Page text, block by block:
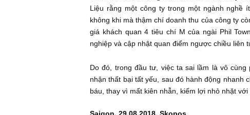
rất nhiều cá nhân bỏ hết vốn liếng của
Cuối cùng, nếu ta tìm được một
hãy nhanh nhẹn đầu tư và theo đuổi
Đây chính là điểm khác biệt mà những
thường: họ chỉ cần đúng 4,5 lần trong
họ. Họ sẵn sàng nắm giữ doanh
“túi mười gang” này. Tuy nhiên ở đây,
vọng của chúng ta phải thực tế. Liệu
VIC, SAB có thể tăng năm đến mười